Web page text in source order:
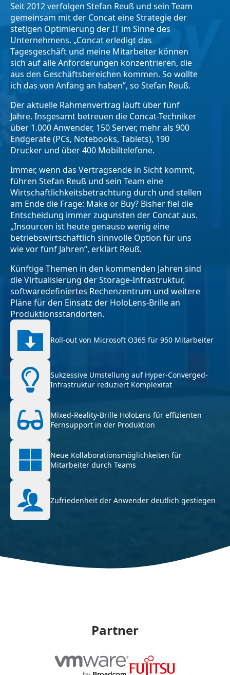
Seit 2012 verfolgen Stefan Reuß und sein Team
gemeinsam mit der Concat eine Strategie der
stetigen Optimierung der IT im Sinne des
Unternehmens. „Concat erledigt das
Tagesgeschäft und meine Mitarbeiter können
sich auf alle Anforderungen konzentrieren, die
aus den Geschäftsbereichen kommen. So wollte
ich das von Anfang an haben”, so Stefan Reuß.
Der aktuelle Rahmenvertrag läuft über fünf
Jahre. Insgesamt betreuen die Concat-Techniker
über 1.000 Anwender, 150 Server, mehr als 900
Endgeräte (PCs, Notebooks, Tablets), 190
Drucker und über 400 Mobiltelefone.
Immer, wenn das Vertragsende in Sicht kommt,
führen Stefan Reuß und sein Team eine
Wirtschaftlichkeitsbetrachtung durch und stellen
am Ende die Frage: Make or Buy? Bisher fiel die
Entscheidung immer zugunsten der Concat aus.
„Insourcen ist heute genauso wenig eine
betriebswirtschaftlich sinnvolle Option für uns
wie vor fünf Jahren“, erklärt Reuß.
Künftige Themen in den kommenden Jahren sind
die Virtualisierung der Storage-Infrastruktur,
softwaredefiniertes Rechenzentrum und weitere
Pläne für den Einsatz der HoloLens-Brille an
Produktionsstandorten.
Roll-out von Microsoft O365 für 950 Mitarbeiter
Sukzessive Umstellung auf Hyper-Converged-
Infrastruktur reduziert Komplexität
Mixed-Reality-Brille HoloLens für effizienten
Fernsupport in der Produktion
Neue Kollaborationsmöglichkeiten für
Mitarbeiter durch Teams
Zufriedenheit der Anwender deutlich gestiegen
Partner